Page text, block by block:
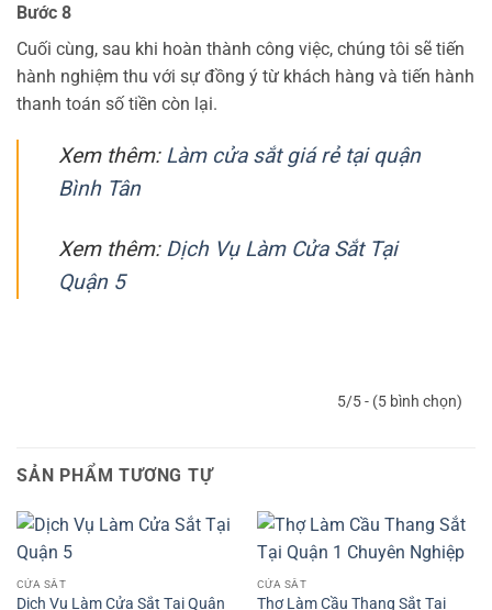
Bước 8
Cuối cùng, sau khi hoàn thành công việc, chúng tôi sẽ tiến
hành nghiệm thu với sự đồng ý từ khách hàng và tiến hành
thanh toán số tiền còn lại.
Xem thêm: Làm cửa sắt giá rẻ tại quận
Bình Tân
Xem thêm: Dịch Vụ Làm Cửa Sắt Tại
Quận 5
5/5 - (5 bình chọn)
SẢN PHẨM TƯƠNG TỰ
CỬA SẮT
Dịch Vụ Làm Cửa Sắt Tại Quận
CỬA SẮT
Thợ Làm Cầu Thang Sắt Tại